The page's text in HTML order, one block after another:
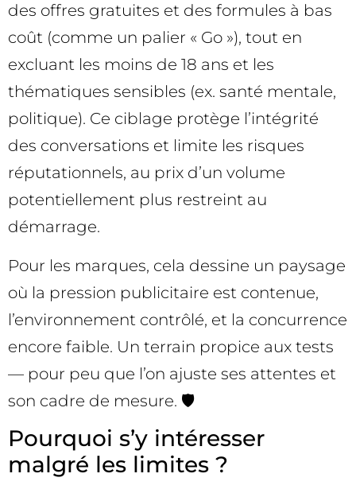
des offres gratuites et des formules à bas
coût (comme un palier « Go »), tout en
excluant les moins de 18 ans et les
thématiques sensibles (ex. santé mentale,
politique). Ce ciblage protège l’intégrité
des conversations et limite les risques
réputationnels, au prix d’un volume
potentiellement plus restreint au
démarrage.
Pour les marques, cela dessine un paysage
où la pression publicitaire est contenue,
l’environnement contrôlé, et la concurrence
encore faible. Un terrain propice aux tests
— pour peu que l’on ajuste ses attentes et
son cadre de mesure. 🛡️
Pourquoi s’y intéresser
malgré les limites ?